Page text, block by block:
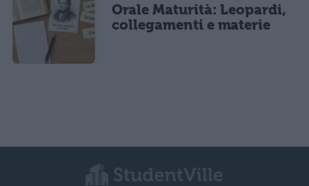
Orale Maturità: Leopardi,
collegamenti e materie